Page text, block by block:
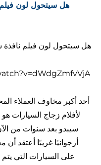
هل سيتحول لون فيلم
هل سيتحول لون فيلم نافذة
لأفلام زجاج السيارات
سيبدو بعد سنوات من
أرجوانيًا غريبًا أعتقد أن
على السيارات التي يتم